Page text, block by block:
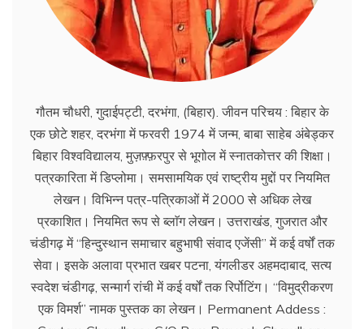
गौतम चौधरी, गुदाईपट्टी, दरभंगा, (बिहार). जीवन परिचय : बिहार के
एक छोटे शहर, दरभंगा में फरवरी 1974 में जन्म, बाबा साहेब अंबेड्कर
बिहार विश्वविद्यालय, मुज़फ़्फ़रपुर से भूगोल में स्नातकोत्तर की शिक्षा।
पत्रकारिता में डिप्लोमा। समसामयिक एवं राष्ट्रीय मुद्दों पर नियमित
लेखन। विभिन्न पत्र-पत्रिकाओं में 2000 से अधिक लेख
प्रकाशित। नियमित रूप से ब्लाॅग लेखन। उत्तराखंड, गुजरात और
चंडीगढ़ में ‘‘हिन्दुस्थान समाचार बहुभाषी संवाद एजेंसी’’ में कई वर्षों तक
सेवा। इसके अलावा प्रभात खबर पटना, यंगलीडर अहमदाबाद, सत्य
स्वदेश चंडीगढ़, सन्मार्ग रांची में कई वर्षों तक रिर्पोटिंग। ‘‘विमुद्रीकरण
एक विमर्श’’ नामक पुस्तक का लेखन। Permanent Addess :